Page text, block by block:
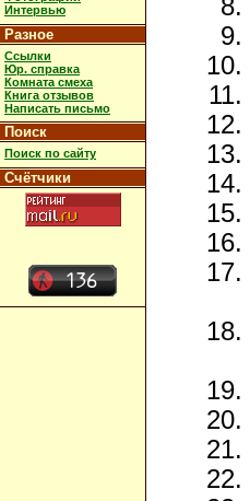
Интервью
Разное
Ссылки
Юр. справка
Комната смеха
Книга отзывов
Написать письмо
Поиск
Поиск по сайту
Счётчики